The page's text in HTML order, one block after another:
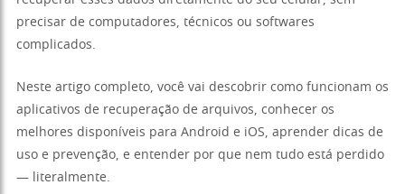
precisar de computadores, técnicos ou softwares
complicados.
Neste artigo completo, você vai descobrir como funcionam os
aplicativos de recuperação de arquivos, conhecer os
melhores disponíveis para Android e iOS, aprender dicas de
uso e prevenção, e entender por que nem tudo está perdido
— literalmente.